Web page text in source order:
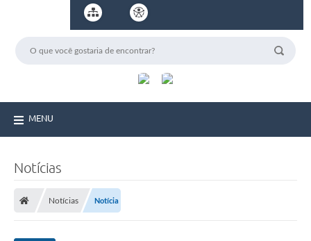
MENU
Notícias
Notícias Notícia